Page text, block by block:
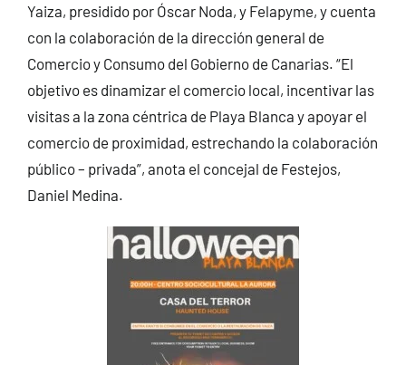
Yaiza, presidido por Óscar Noda, y Felapyme, y cuenta
con la colaboración de la dirección general de
Comercio y Consumo del Gobierno de Canarias. “El
objetivo es dinamizar el comercio local, incentivar las
visitas a la zona céntrica de Playa Blanca y apoyar el
comercio de proximidad, estrechando la colaboración
público – privada”, anota el concejal de Festejos,
Daniel Medina.